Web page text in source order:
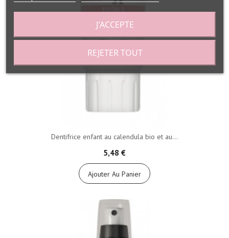
Dentifrice enfant au calendula bio et au...
5,48 €
Ajouter Au Panier
REJETER TOUT
J'ACCEPTE